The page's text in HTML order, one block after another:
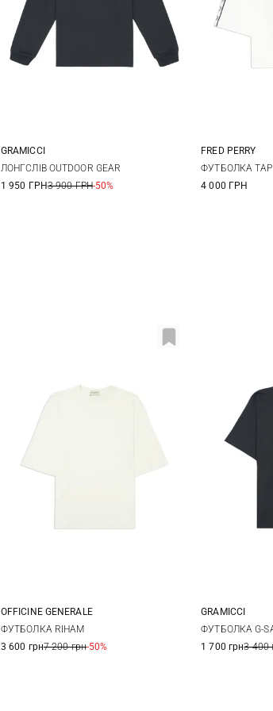
S M L
GRAMICCI
ЛОНГСЛІВ OUTDOOR GEAR
1 950 ГРН3 900 ГРН-50%
6
FRED PERRY
ФУТБОЛКА
4 000 ГРН
XS S
OFFICINE GENERALE
ФУТБОЛКА RIHAM
3 600 грн7 200 грн-50%
S
GRAMICCI
ФУТБОЛКА G-
1 700 грн3 400